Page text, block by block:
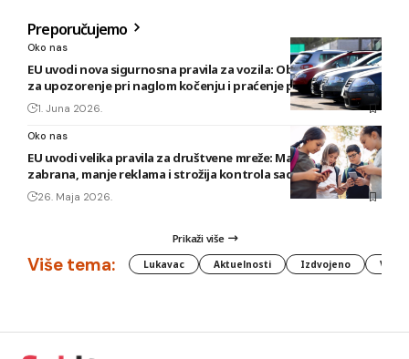
Preporučujemo
Oko nas
EU uvodi nova sigurnosna pravila za vozila: Obavezni sistemi
za upozorenje pri naglom kočenju i praćenje pažnje vozača
1. Juna 2026.
Oko nas
EU uvodi velika pravila za društvene mreže: Maloljetnicima
zabrana, manje reklama i strožija kontrola sadržaja
26. Maja 2026.
Prikaži više
Više tema: Lukavac Aktuelnosti Izdvojeno